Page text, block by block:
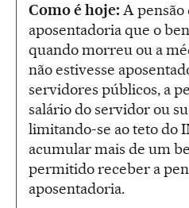
Como é hoje: A
aposentadoria que o
quando morreu ou a
não estivesse
servidores públicos, a
salário do servidor ou
limitando-se ao teto do
acumular mais de um
permitido receber a
aposentadoria.